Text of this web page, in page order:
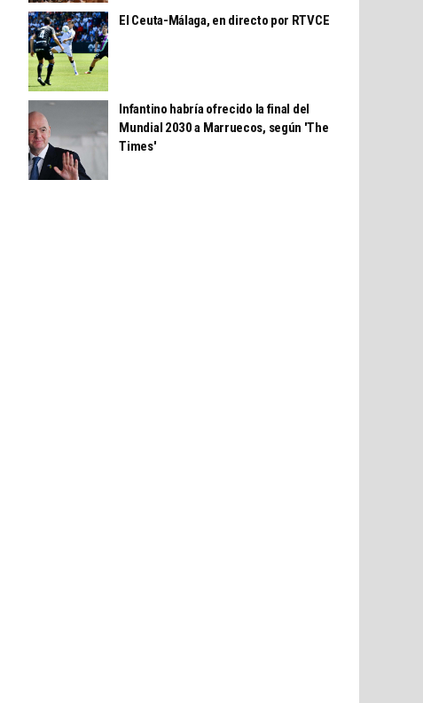
El Ceuta-Málaga, en directo por RTVCE
Infantino habría ofrecido la final del
Mundial 2030 a Marruecos, según 'The
Times'